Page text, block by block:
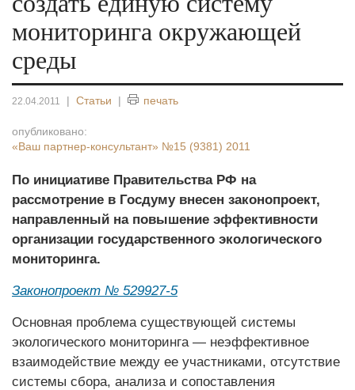
мониторинга окружающей
среды
22.04.2011 | Статьи | печать
опубликовано:
«Ваш партнер-консультант» №15 (9381) 2011
По инициативе Правительства РФ на
рассмотрение в Госдуму внесен законопроект,
направленный на повышение эффективности
организации государственного экологического
мониторинга.
Законопроект № 529927-5
Основная проблема существующей системы
экологического мониторинга — неэффективное
взаимодействие между ее участниками, отсутствие
системы сбора, анализа и сопоставления